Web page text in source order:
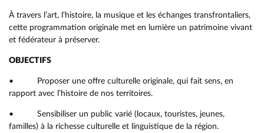
À travers l’art, l’histoire, la musique et les échanges transfrontaliers,
cette programmation originale met en lumière un patrimoine vivant
et fédérateur à préserver.
OBJECTIFS
• Proposer une offre culturelle originale, qui fait sens, en
rapport avec l’histoire de nos territoires.
• Sensibiliser un public varié (locaux, touristes, jeunes,
familles) à la richesse culturelle et linguistique de la région.